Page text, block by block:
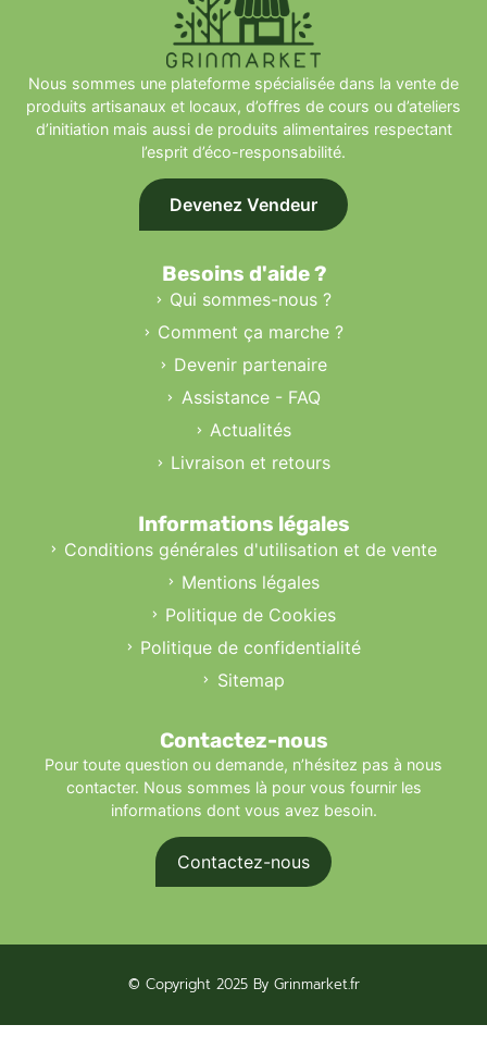
Nous sommes une plateforme spécialisée dans la vente de
produits artisanaux et locaux, d’offres de cours ou d’ateliers
d’initiation mais aussi de produits alimentaires respectant
l’esprit d’éco-responsabilité.
Devenez Vendeur
Besoins d'aide ?
Qui sommes-nous ?
Comment ça marche ?
Devenir partenaire
Assistance - FAQ
Actualités
Livraison et retours
Informations légales
Conditions générales d'utilisation et de vente
Mentions légales
Politique de Cookies
Politique de confidentialité
Sitemap
Contactez-nous
Pour toute question ou demande, n’hésitez pas à nous
contacter. Nous sommes là pour vous fournir les
informations dont vous avez besoin.
Contactez-nous
© Copyright 2025 By Grinmarket.fr